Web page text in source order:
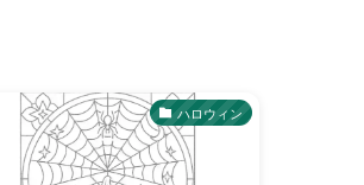
ハロウィン